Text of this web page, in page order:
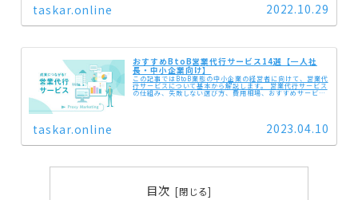
taskar.online 2022.10.29
おすすめBtoB営業代行サービス14選【一人社
長・中小企業向け】
この記事ではBtoB業態の中小企業の経営者に向けて、営業代
行サービスについて基本から解説します。 営業代行サービス
の仕組み、失敗しない選び方、費用相場、おすすめサービス
taskar.online 2023.04.10
目次